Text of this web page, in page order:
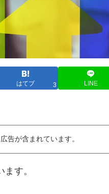
はてブ 3 LINE
告が含まれています。
す。